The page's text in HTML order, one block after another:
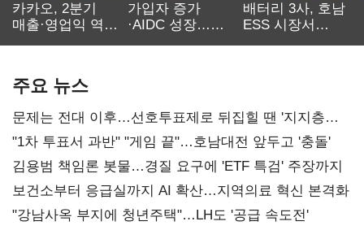
카카오, 2분기
매출·영업익 역대
가입자 증가
·AIDC 성장…
배터리 3사, 호남
ESS 시장서
주요 뉴스
문제는 전대 이후…선호투표제로 뒤집힐 땐 '지지층
불복'
"1차 투표서 과반" "게임 끝"…호남대전 앞두고 '충돌'
김용범 책임론 봇물…경질 요구에 'ETF 특검' 주장까지
보건소부터 응급실까지 AI 확산…지역의료 혁신 본격화
"강남사옥 부지에 청년주택"…LH도 '공급 속도전'